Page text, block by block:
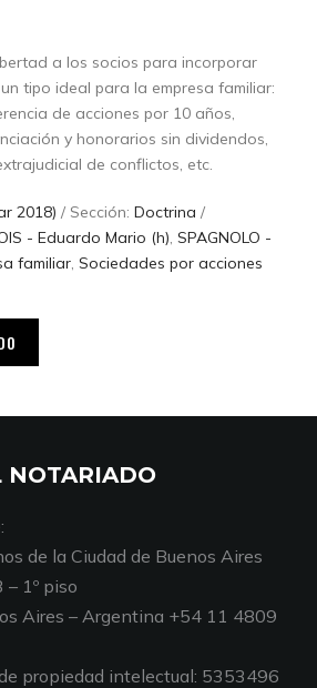
a los socios para incorporar
tipo ideal para la empresa familiar:
de acciones por 10 años,
y honorarios sin dividendos,
de conflictos, etc.
2018) / Sección:Doctrina /
- Eduardo Mario (h),SPAGNOLO -
familiar,Sociedades por acciones
NOTARIADO
de la Ciudad de Buenos Aires
– 1º piso
Aires – Argentina +54 11 4809
propiedad intelectual: 5353496